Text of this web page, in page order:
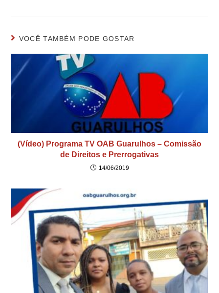
VOCÊ TAMBÉM PODE GOSTAR
(Vídeo) Programa TV OAB Guarulhos – Comissão
de Direitos e Prerrogativas
14/06/2019